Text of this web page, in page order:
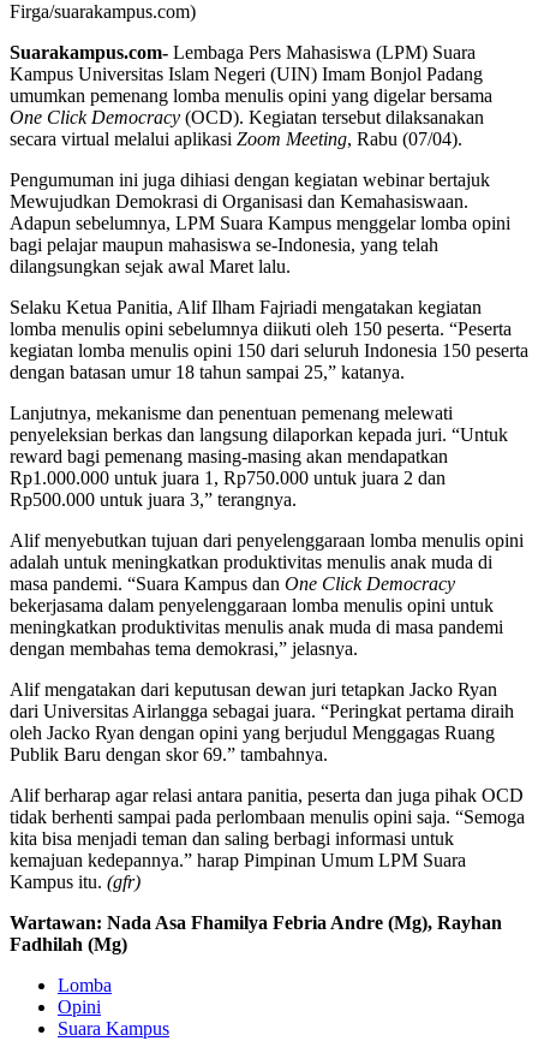
Firga/suarakampus.com)
Suarakampus.com- Lembaga Pers Mahasiswa (LPM) Suara
Kampus Universitas Islam Negeri (UIN) Imam Bonjol Padang
umumkan pemenang lomba menulis opini yang digelar bersama
One Click Democracy (OCD). Kegiatan tersebut dilaksanakan
secara virtual melalui aplikasi Zoom Meeting, Rabu (07/04).
Pengumuman ini juga dihiasi dengan kegiatan webinar bertajuk
Mewujudkan Demokrasi di Organisasi dan Kemahasiswaan.
Adapun sebelumnya, LPM Suara Kampus menggelar lomba opini
bagi pelajar maupun mahasiswa se-Indonesia, yang telah
dilangsungkan sejak awal Maret lalu.
Selaku Ketua Panitia, Alif Ilham Fajriadi mengatakan kegiatan
lomba menulis opini sebelumnya diikuti oleh 150 peserta. “Peserta
kegiatan lomba menulis opini 150 dari seluruh Indonesia 150 peserta
dengan batasan umur 18 tahun sampai 25,” katanya.
Lanjutnya, mekanisme dan penentuan pemenang melewati
penyeleksian berkas dan langsung dilaporkan kepada juri. “Untuk
reward bagi pemenang masing-masing akan mendapatkan
Rp1.000.000 untuk juara 1, Rp750.000 untuk juara 2 dan
Rp500.000 untuk juara 3,” terangnya.
Alif menyebutkan tujuan dari penyelenggaraan lomba menulis opini
adalah untuk meningkatkan produktivitas menulis anak muda di
masa pandemi. “Suara Kampus dan One Click Democracy
bekerjasama dalam penyelenggaraan lomba menulis opini untuk
meningkatkan produktivitas menulis anak muda di masa pandemi
dengan membahas tema demokrasi,” jelasnya.
Alif mengatakan dari keputusan dewan juri tetapkan Jacko Ryan
dari Universitas Airlangga sebagai juara. “Peringkat pertama diraih
oleh Jacko Ryan dengan opini yang berjudul Menggagas Ruang
Publik Baru dengan skor 69.” tambahnya.
Alif berharap agar relasi antara panitia, peserta dan juga pihak OCD
tidak berhenti sampai pada perlombaan menulis opini saja. “Semoga
kita bisa menjadi teman dan saling berbagi informasi untuk
kemajuan kedepannya.” harap Pimpinan Umum LPM Suara
Kampus itu. (gfr)
Wartawan: Nada Asa Fhamilya Febria Andre (Mg), Rayhan
Fadhilah (Mg)
Lomba
Opini
Suara Kampus